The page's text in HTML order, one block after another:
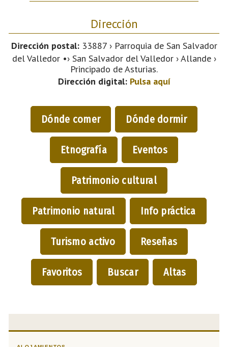
Dirección
Dirección postal:33887 › Parroquia de San Salvador
del Valledor •› San Salvador del Valledor › Allande ›
Principado de Asturias.
Dirección digital: Pulsa aquí
Dónde comer Dónde dormir
Etnografía Eventos
Patrimonio cultural
Patrimonio natural Info práctica
Turismo activo Reseñas
Favoritos Buscar Altas